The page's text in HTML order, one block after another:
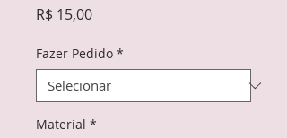
R$ 15,00Preço
Fazer Pedido *
Material *